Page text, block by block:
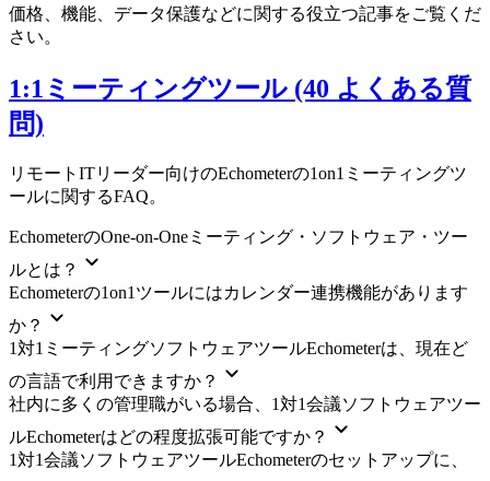
価格、機能、データ保護などに関する役立つ記事をご覧くだ
さい。
1:1ミーティングツール (40 よくある質
問)
リモートITリーダー向けのEchometerの1on1ミーティングツ
ールに関するFAQ。
EchometerのOne-on-Oneミーティング・ソフトウェア・ツー
ルとは？
Echometerの1on1ツールにはカレンダー連携機能があります
か？
1対1ミーティングソフトウェアツールEchometerは、現在ど
の言語で利用できますか？
社内に多くの管理職がいる場合、1対1会議ソフトウェアツー
ルEchometerはどの程度拡張可能ですか？
1対1会議ソフトウェアツールEchometerのセットアップに、